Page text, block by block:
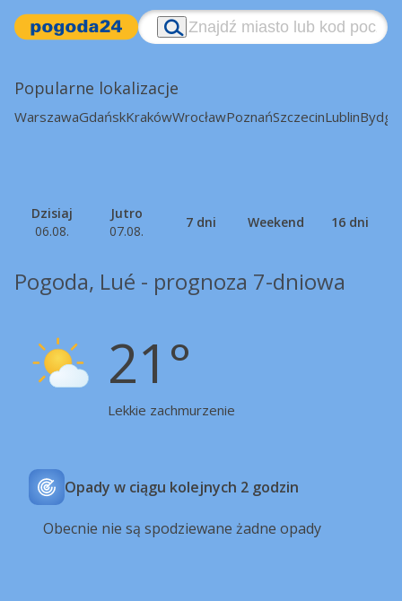
Popularne lokalizacje
WarszawaGdańskKrakówWrocławPoznańSzczecinLublin
Dzisiaj
06.08.
Jutro
07.08.
7 dni Weekend 16 dni
Pogoda, Lué - prognoza 7-dniowa
21°
Lekkie zachmurzenie
Opady w ciągu kolejnych 2 godzin
Obecnie nie są spodziewane żadne opady